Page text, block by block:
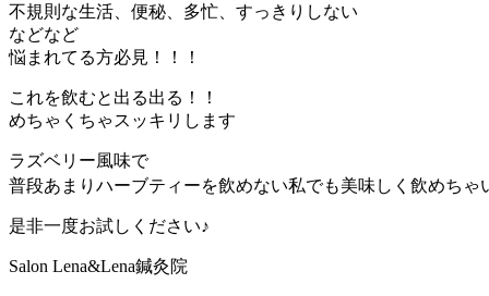
不規則な生活、便秘、多忙、すっきりしない
などなど
悩まれてる方必見！！！
これを飲むと出る出る！！
めちゃくちゃスッキリします
ラズベリー風味で
普段あまりハーブティーを飲めない私でも美味しく飲めちゃ
是非一度お試しください♪
Salon Lena&Lena鍼灸院